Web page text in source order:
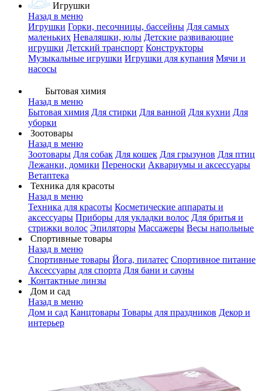
Игрушки
Назад в меню
Игрушки Горки, песочницы, бассейны Для самых
маленьких Неваляшки, юлы Детские развивающие
игрушки Детский транспорт Конструкторы
Музыкальные игрушки Игрушки для купания Мячи и
насосы
Бытовая химия
Назад в меню
Бытовая химия Для стирки Для ванной Для кухни Для
уборки
Зоотовары
Назад в меню
Зоотовары Для собак Для кошек Для грызунов Для птиц
Лежанки, домики Переноски Аквариумы и аксессуары
Ветаптека
Техника для красоты
Назад в меню
Техника для красоты Косметические аппараты и
аксессуары Приборы для укладки волос Для бритья и
стрижки волос Эпиляторы Массажеры Весы напольные
Спортивные товары
Назад в меню
Спортивные товары Йога, пилатес Спортивное питание
Аксессуары для спорта Для бани и сауны
Контактные линзы
Дом и сад
Назад в меню
Дом и сад Канцтовары Товары для праздников Декор и
интерьер